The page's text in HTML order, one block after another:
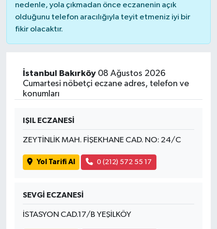
nedenle, yola çıkmadan önce eczanenin açık
olduğunu telefon aracılığıyla teyit etmeniz iyi bir
fikir olacaktır.
İstanbul Bakırköy08 Ağustos 2026
Cumartesi nöbetçi eczane adres, telefon ve
konumları
IŞIL ECZANESİ
ZEYTİNLİK MAH. FİŞEKHANE CAD. NO: 24/C
Yol Tarifi Al 0 (212) 572 55 17
SEVGİ ECZANESİ
İSTASYON CAD.17/B YEŞİLKÖY